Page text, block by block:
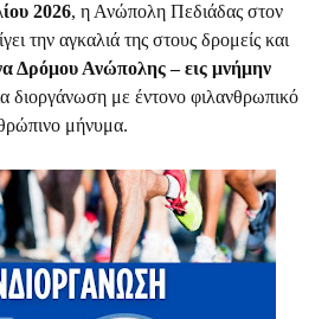
2026, η Ανώπολη Πεδιάδας στον
την αγκαλιά της στους δρομείς και
Δρόμου Ανώπολης – εις μνήμην
διοργάνωση με έντονο φιλανθρωπικό
μήνυμα.